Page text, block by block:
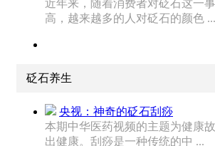
近年来，随着消费者对砭石这一
高，越来越多的人对砭石的颜色 ...
砭石养生
央视：神奇的砭石刮痧
本期中华医药视频的主题为健康
出健康。刮痧是一种传统的中 ...